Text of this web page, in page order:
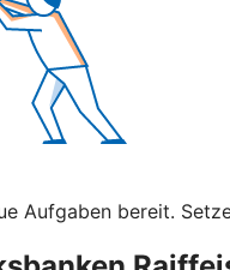
Aufgaben bereit.